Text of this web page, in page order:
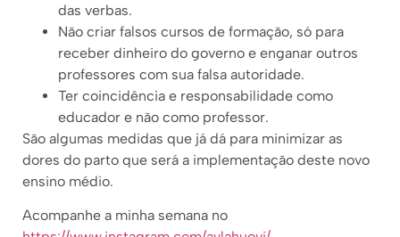
das verbas.
Não criar falsos cursos de formação, só para
receber dinheiro do governo e enganar outros
professores com sua falsa autoridade.
Ter coincidência e responsabilidade como
educador e não como professor.
São algumas medidas que já dá para minimizar as
dores do parto que será a implementação deste novo
ensino médio.
Acompanhe a minha semana no